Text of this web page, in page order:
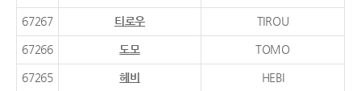
67267 티로우 TIROU
67266 도모 TOMO
67265 헤비 HEBI